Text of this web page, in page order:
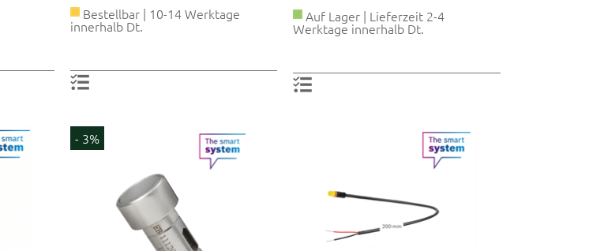
Bestellbar | 10-14 Werktage
innerhalb Dt.
Auf Lager | Lieferzeit 2-4
Werktage innerhalb Dt.
- 3%